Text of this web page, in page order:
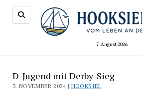
7. August 2026
D-Jugend mit Derby-Sieg
3. NOVEMBER 2024 | HOOKSIEL